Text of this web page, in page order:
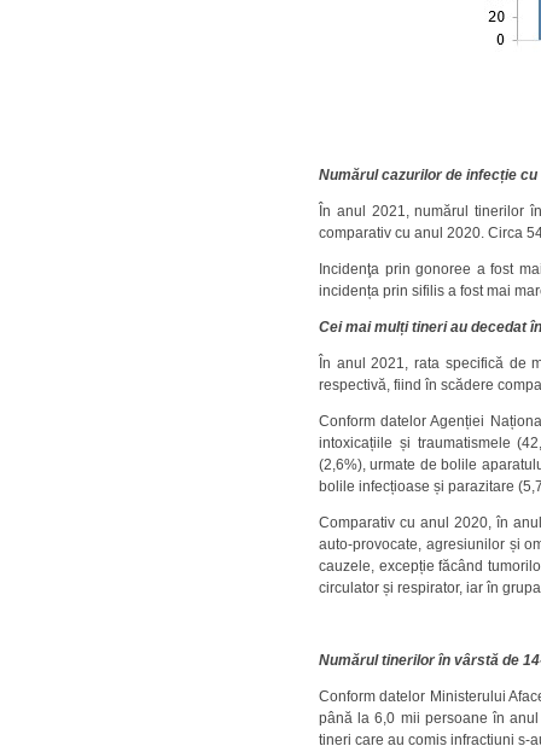
Numărul cazurilor de infecție
În anul 2021, numărul tinerilor
comparativ cu anul 2020. Circa
Incidenţa prin gonoree a fost
incidența prin sifilis a fost mai
Cei mai mulți tineri au decedat
În anul 2021, rata specifică de
respectivă, fiind în scădere
Conform datelor Agenției
intoxicațiile și traumatismele
(2,6%), urmate de bolile
bolile infecțioase și parazitare
Comparativ cu anul 2020, în
auto-provocate, agresiunilor și
cauzele, excepție făcând
circulator și respirator, iar în
Numărul tinerilor în vârstă de
Conform datelor Ministerului
până la 6,0 mii persoane în
tineri care au comis infracțiuni s-